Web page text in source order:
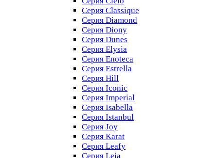
Серия Classique
Серия Diamond
Серия Diony
Серия Dunes
Серия Elysia
Серия Enoteca
Серия Estrella
Серия Hill
Серия Iconic
Серия Imperial
Серия Isabella
Серия Istanbul
Серия Joy
Серия Karat
Серия Leafy
Серия Leia